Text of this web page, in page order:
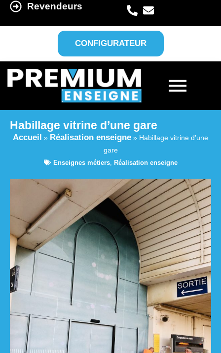
Revendeurs
CONFIGURATEUR
Habillage vitrine d’une gare
Accueil » Réalisation enseigne » Habillage vitrine d’une
gare
Enseignes métiers, Réalisation enseigne